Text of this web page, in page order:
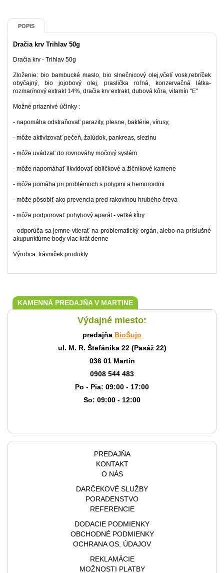
POPIS
Dračia krv Trihlav 50g
Dračia krv - Trihlav 50g
Zloženie: bio bambucké maslo, bio slnečnicový olej,včelí vosk,rebríček
obyčajný, bio jojobový olej, praslička roľná, konzervačná látka-
rozmarínový extrakt 14%, dračia krv extrakt, dubová kôra, vitamín "E"
Možné priaznivé účinky :
- napomáha odstraňovať parazity, plesne, baktérie, vírusy,
- môže aktivizovať pečeň, žalúdok, pankreas, slezinu
- môže uvádzať do rovnováhy močový systém
- môže napomáhať likvidovať obličkové a žlčníkové kamene
- môže pomáha pri problémoch s polypmi a hemoroidmi
- môže pôsobiť ako prevencia pred rakovinou hrubého čreva
- môže podporovať pohybový aparát - veľké kĺby
- odporúča sa jemne vtierať na problematický orgán, alebo na príslušné
akupunktúrne body viac krát denne
Výrobca: trávniček produkty
KAMENNÁ PREDAJŇA V MARTINE
Výdajné miesto:
predajňa BioŠujo
ul. M. R. Štefánika 22 (Pasáž 22)
036 01 Martin
0908 544 483
Po - Pia: 09:00 - 17:00
So: 09:00 - 12:00
PREDAJŇA
KONTAKT
O NÁS
DARČEKOVÉ SLUŽBY
PORADENSTVO
REFERENCIE
DODACIE PODMIENKY
OBCHODNÉ PODMIENKY
OCHRANA OS. ÚDAJOV
REKLAMÁCIE
MOŽNOSTI PLATBY